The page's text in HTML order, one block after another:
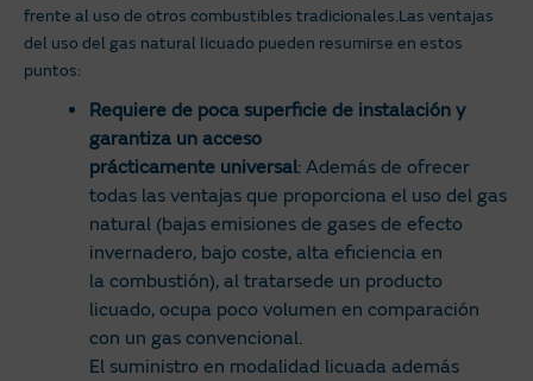
frente al uso de otros combustibles tradicionales.Las ventajas
del uso del gas natural licuado pueden resumirse en estos
puntos:
Requiere de poca superficie de instalación y
garantiza un acceso
prácticamente universal: Además de ofrecer
todas las ventajas que proporciona el uso del gas
natural (bajas emisiones de gases de efecto
invernadero, bajo coste, alta eficiencia en
la combustión), al tratarsede un producto
licuado, ocupa poco volumen en comparación
con un gas convencional.
El suministro en modalidad licuada además